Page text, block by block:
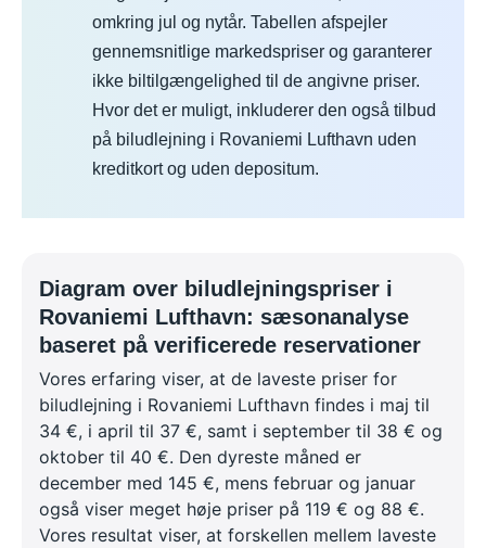
omkring jul og nytår. Tabellen afspejler
gennemsnitlige markedspriser og garanterer
ikke biltilgængelighed til de angivne priser.
Hvor det er muligt, inkluderer den også tilbud
på biludlejning i Rovaniemi Lufthavn uden
kreditkort og uden depositum.
Diagram over biludlejningspriser i
Rovaniemi Lufthavn: sæsonanalyse
baseret på verificerede reservationer
Vores erfaring viser, at de laveste priser for
biludlejning i Rovaniemi Lufthavn findes i maj til
34 €, i april til 37 €, samt i september til 38 € og
oktober til 40 €. Den dyreste måned er
december med 145 €, mens februar og januar
også viser meget høje priser på 119 € og 88 €.
Vores resultat viser, at forskellen mellem laveste